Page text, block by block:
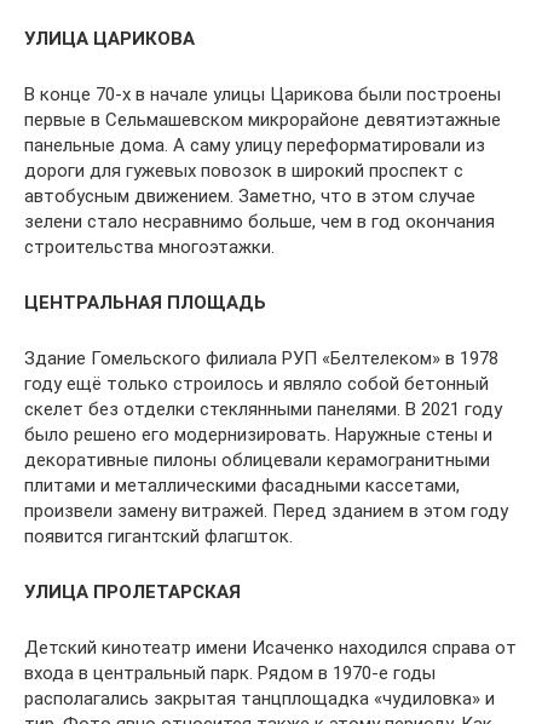
УЛИЦА ЦАРИКОВА
В конце 70-х в начале улицы Царикова были постро­ены
первые в Сельмашевском микрорайоне девятиэ­тажные
панельные дома. А саму улицу переформа­тировали из
дороги для гужевых повозок в широкий проспект с
автобусным движением. Заметно, что в этом случае
зелени стало несравнимо больше, чем в год окончания
строительства многоэтажки.
ЦЕНТРАЛЬНАЯ ПЛОЩАДЬ
Здание Гомельского филиала РУП «Белте­леком» в 1978
году ещё только строилось и являло собой бетонный
скелет без отделки стеклянными панелями. В 2021 году
было решено его модернизировать. Наружные стены и
декоративные пилоны облицевали керамо­гранитными
плитами и металлическими фасад­ными кассетами,
произвели замену витражей. Перед зданием в этом году
появится гигантский флагшток.
УЛИЦА ПРОЛЕТАРСКАЯ
Детский кинотеатр имени Исаченко находился справа от
входа в центральный парк. Рядом в 1970-е годы
располагались закрытая танцплощадка «чуди­ловка» и